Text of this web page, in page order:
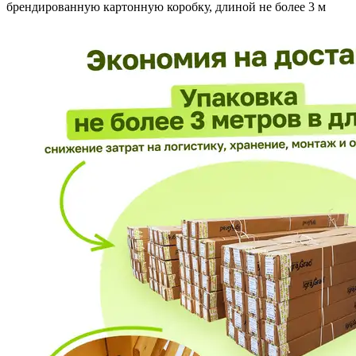
брендированную картонную коробку, длиной не более 3 м